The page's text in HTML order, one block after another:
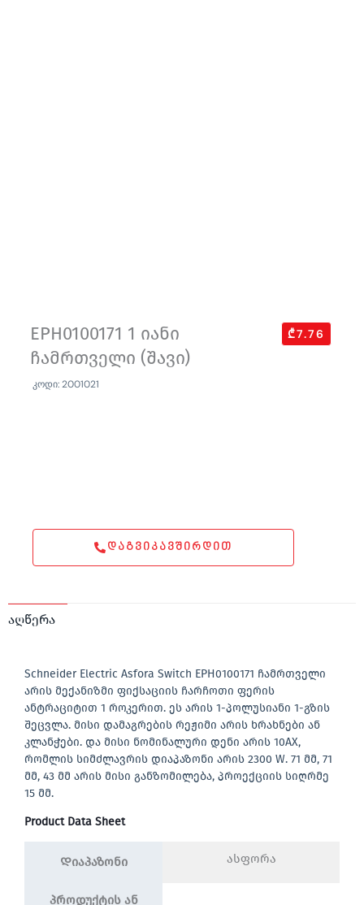
EPH0100171 1 იანი
ჩამრთველი (შავი)
₾7.76
კოდი: 2001021
ᲓᲐᲒᲕᲘᲙᲐᲕᲨᲘᲠᲓᲘᲗ
აღწერა
Schneider Electric Asfora Switch EPH0100171 ჩამრთველი
არის მექანიზმი ფიქსაციის ჩარჩოთი ფერის
ანტრაციტით 1 როკერით. ეს არის 1-პოლუსიანი 1-გზის
შეცვლა. მისი დამაგრების რეჟიმი არის ხრახნები ან
კლანჭები. და მისი ნომინალური დენი არის 10AX,
რომლის სიმძლავრის დიაპაზონი არის 2300 W. 71 მმ, 71
მმ, 43 მმ არის მისი განზომილება, პროექციის სიღრმე
15 მმ.
Product Data Sheet
Დიაპაზონი ასფორა
პროდუქტის ან